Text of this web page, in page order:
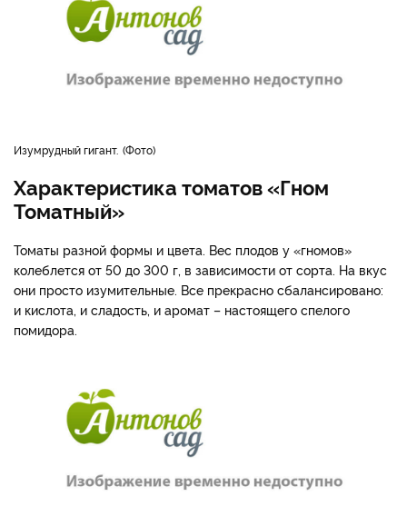
Изумрудный гигант. Фото
Характеристика томатов «Гном
Томатный»
Томаты разной формы и цвета. Вес плодов у «гномов»
колеблется от 50 до 300 г, в зависимости от сорта. На вкус
они просто изумительные. Все прекрасно сбалансировано:
и кислота, и сладость, и аромат – настоящего спелого
помидора.